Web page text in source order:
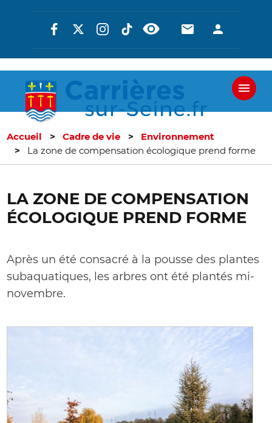
Aller
au
contenu
Réseaux
En-
-
En-
-
Accueil Cadre de vie
Environnement
La zone de compensation écologique prend forme
LA ZONE DE COMPENSATION
ÉCOLOGIQUE PREND FORME
Après un été consacré à la pousse des plantes
subaquatiques, les arbres ont été plantés mi-
novembre.